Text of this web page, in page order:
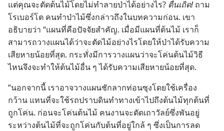
แต่​คุณ​จะ​ตัด​ต้น​ไม้​โดย​ไม่​ทำลาย​ป่า​ได้​อย่าง​ไร? ตื่นเถิด!ถาม​
โรเบอร์โต คน​ทำ​ป่า​ไม้​ซึ่ง​กล่าว​ถึง​ใน​บทความ​ก่อน. เขา​
อธิบาย​ว่า “แผนที่​คือ​ปัจจัย​สำคัญ. เมื่อ​มี​แผนที่​ต้น​ไม้ เรา​ก็​
สามารถ​วาง​แผน​ได้​ว่า​จะ​ตัด​ไม้​อย่าง​ไร​โดย​ให้​ป่า​ได้​รับ​ความ​
เสียหาย​น้อย​ที่​สุด. กระทั่ง​มี​การ​วาง​แผน​ว่า​จะ​โค่น​ต้น​ไม้​วิธี​
ไหน​จึง​จะ​ทำ​ให้​ต้น​ไม้​อื่น ๆ ได้​รับ​ความ​เสียหาย​น้อย​ที่​สุด.
“นอก​จาก​นี้ เรา​อาจ​วาง​แผน​ชัก​ลาก​ท่อน​ซุง​โดย​ใช้​เครื่อง​
กว้าน แทน​ที่​จะ​ใช้​รถ​ปราบ​ดิน​ทำ​ทาง​เข้า​ไป​ถึง​ต้น​ไม้​ทุก​ต้น​ที่​
ถูก​โค่น. ก่อน​จะ​โค่น​ต้น​ไม้ คน​งาน​จะ​ตัด​เถาวัลย์​ซึ่ง​พัน​อยู่​
ระหว่าง​ต้น​ไม้​ที่​จะ​ถูก​โค่น​กับ​ต้น​ที่​อยู่​ใกล้ ๆ ซึ่ง​เป็น​การ​ลด​